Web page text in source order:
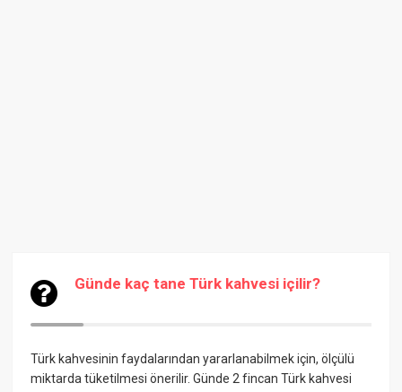
Günde kaç tane Türk kahvesi içilir?
Türk kahvesinin faydalarından yararlanabilmek için, ölçülü
miktarda tüketilmesi önerilir. Günde 2 fincan Türk kahvesi